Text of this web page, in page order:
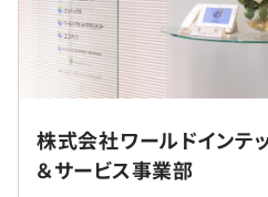
◆豊富なキャリアパスが揃っ
「家庭と両立するためリモー
で教育・評価制度づくりなど
ループ企業へ転籍したい」な
営業が「仕事選びの相談」に
相談」にのりながら、あなた
全国各地の営業所周辺プロジ
す。
※勤務地は希望を考慮します
リモート案件6割 ※2024年現在
【年間休日127日】※2025年実績
・祝日
・夏季休暇
株式会社ワールドインテ
＆サービス事業部